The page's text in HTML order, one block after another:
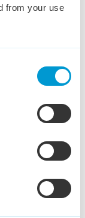
from your use